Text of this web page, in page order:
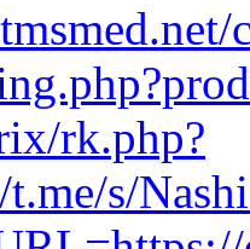
rk.php?
s/